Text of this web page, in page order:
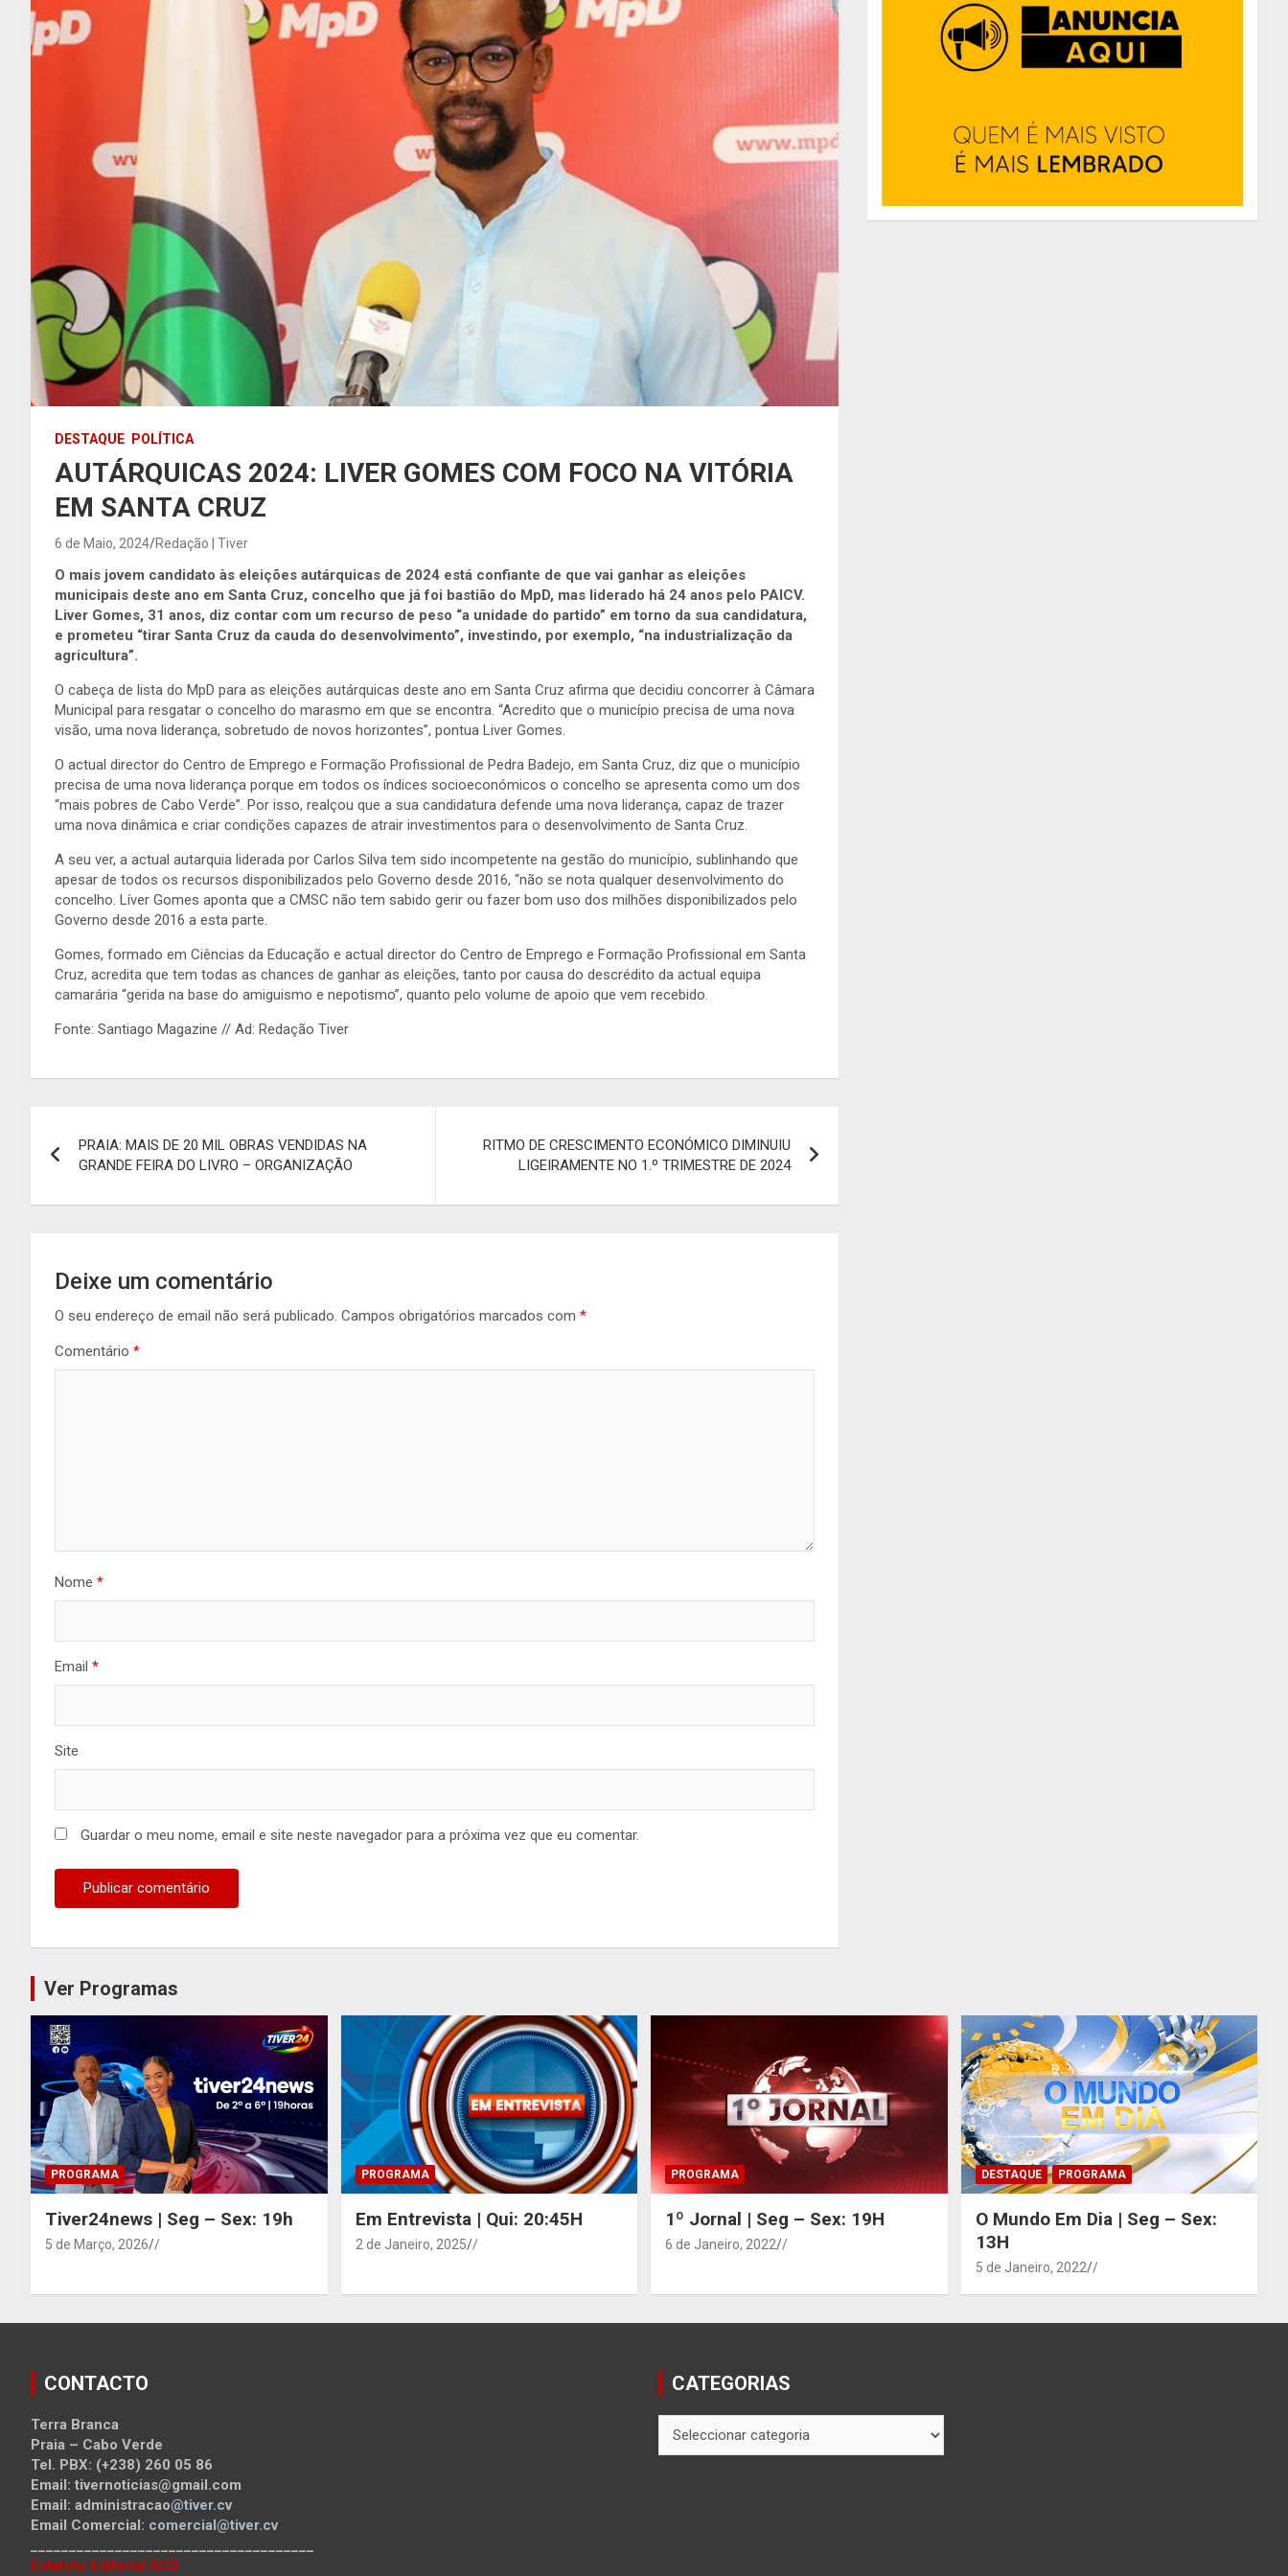
DESTAQUE POLÍTICA
AUTÁRQUICAS 2024: LIVER GOMES COM FOCO NA VITÓRIA
EM SANTA CRUZ
6 de Maio, 2024 Redação | Tiver
O mais jovem candidato às eleições autárquicas de 2024 está confiante de que vai ganhar as eleições
municipais deste ano em Santa Cruz, concelho que já foi bastião do MpD, mas liderado há 24 anos pelo PAICV.
Liver Gomes, 31 anos, diz contar com um recurso de peso “a unidade do partido” em torno da sua candidatura,
e prometeu “tirar Santa Cruz da cauda do desenvolvimento”, investindo, por exemplo, “na industrialização da
agricultura”.
O cabeça de lista do MpD para as eleições autárquicas deste ano em Santa Cruz afirma que decidiu concorrer à Câmara
Municipal para resgatar o concelho do marasmo em que se encontra. “Acredito que o município precisa de uma nova
visão, uma nova liderança, sobretudo de novos horizontes”, pontua Liver Gomes.
O actual director do Centro de Emprego e Formação Profissional de Pedra Badejo, em Santa Cruz, diz que o município
precisa de uma nova liderança porque em todos os índices socioeconómicos o concelho se apresenta como um dos
“mais pobres de Cabo Verde”. Por isso, realçou que a sua candidatura defende uma nova liderança, capaz de trazer
uma nova dinâmica e criar condições capazes de atrair investimentos para o desenvolvimento de Santa Cruz.
A seu ver, a actual autarquia liderada por Carlos Silva tem sido incompetente na gestão do município, sublinhando que
apesar de todos os recursos disponibilizados pelo Governo desde 2016, “não se nota qualquer desenvolvimento do
concelho. Líver Gomes aponta que a CMSC não tem sabido gerir ou fazer bom uso dos milhões disponibilizados pelo
Governo desde 2016 a esta parte.
Gomes, formado em Ciências da Educação e actual director do Centro de Emprego e Formação Profissional em Santa
Cruz, acredita que tem todas as chances de ganhar as eleições, tanto por causa do descrédito da actual equipa
camarária “gerida na base do amiguismo e nepotismo”, quanto pelo volume de apoio que vem recebido.
Fonte: Santiago Magazine // Ad: Redação Tiver
de
artigos
PRAIA: MAIS DE 20 MIL OBRAS VENDIDAS NA
GRANDE FEIRA DO LIVRO – ORGANIZAÇÃO
RITMO DE CRESCIMENTO ECONÓMICO DIMINUIU
LIGEIRAMENTE NO 1.º TRIMESTRE DE 2024
Deixe um comentário
O seu endereço de email não será publicado. Campos obrigatórios marcados com *
Comentário *
Nome *
Email *
Site
Guardar o meu nome, email e site neste navegador para a próxima vez que eu comentar.
Ver Programas
PROGRAMA
Tiver24news | Seg – Sex: 19h
5 de Março, 2026 /
PROGRAMA
Em Entrevista | Qui: 20:45H
2 de Janeiro, 2025 /
PROGRAMA
1º Jornal | Seg – Sex: 19H
6 de Janeiro, 2022 /
DESTAQUE PROGRAMA
O Mundo Em Dia | Seg – Sex:
13H
5 de Janeiro, 2022 /
CONTACTO
Terra Branca
Praia – Cabo Verde
Tel. PBX: (+238) 260 05 86
Email: tivernoticias@gmail.com
Email: administracao@tiver.cv
Email Comercial: comercial@tiver.cv
Estatuto Editorial SCD
CATEGORIAS